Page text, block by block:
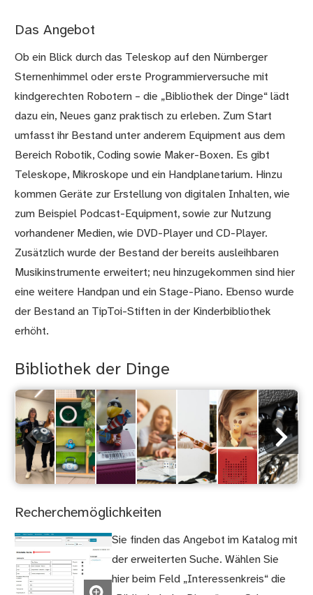
Das Angebot
Ob ein Blick durch das Teleskop auf den Nürnberger
Sternenhimmel oder erste Programmierversuche mit
kindgerechten Robotern – die „Bibliothek der Dinge“ lädt
dazu ein, Neues ganz praktisch zu erleben. Zum Start
umfasst ihr Bestand unter anderem Equipment aus dem
Bereich Robotik, Coding sowie Maker-Boxen. Es gibt
Teleskope, Mikroskope und ein Handplanetarium. Hinzu
kommen Geräte zur Erstellung von digitalen Inhalten, wie
zum Beispiel Podcast-Equipment, sowie zur Nutzung
vorhandener Medien, wie DVD-Player und CD-Player.
Zusätzlich wurde der Bestand der bereits ausleihbaren
Musikinstrumente erweitert; neu hinzugekommen sind hier
eine weitere Handpan und ein Stage-Piano. Ebenso wurde
der Bestand an TipToi-Stiften in der Kinderbibliothek
erhöht.
Bibliothek der Dinge
Recherchemöglichkeiten
(Bild
Sie finden das Angebot im Katalog mit
der erweiterten Suche. Wählen Sie
hier beim Feld „Interessenkreis“ die